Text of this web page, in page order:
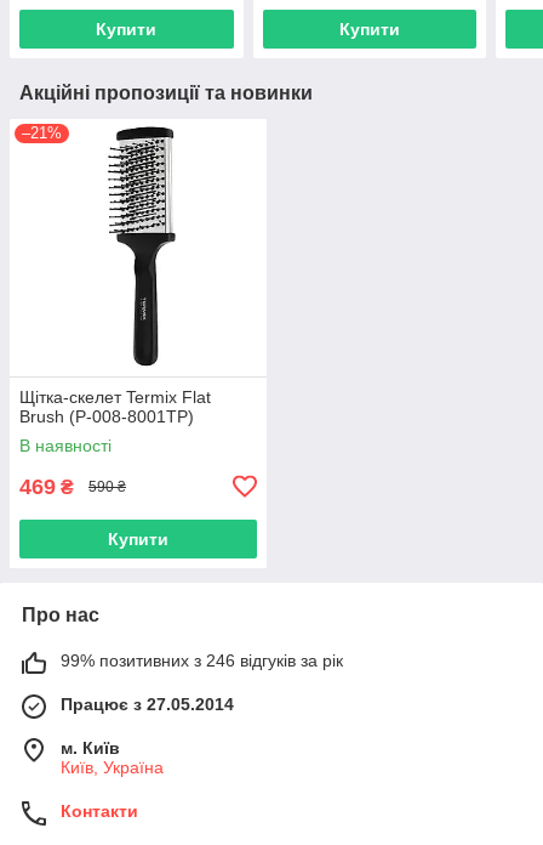
Купити Купити
Акційні пропозиції та новинки
–21%
Щітка-скелет Termix Flat
Brush (P-008-8001TP)
В наявності
469 ₴ 590 ₴
Купити
Про нас
99% позитивних з 246 відгуків за рік
Працює з 27.05.2014
м. Київ
Київ, Україна
Контакти